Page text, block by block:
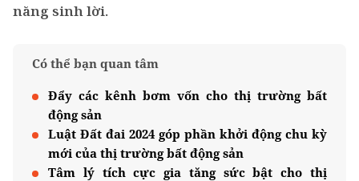
năng sinh lời.
Có thể bạn quan tâm
Đẩy các kênh bơm vốn cho thị trường bất
động sản
Luật Đất đai 2024 góp phần khởi động chu kỳ
mới của thị trường bất động sản
Tâm lý tích cực gia tăng sức bật cho thị